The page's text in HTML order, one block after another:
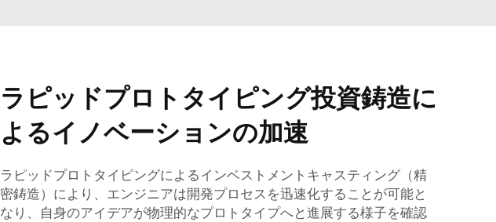
ラピッドプロトタイピング投資鋳造に
よるイノベーションの加速
ラピッドプロトタイピングによるインベストメントキャスティング（精
密鋳造）により、エンジニアは開発プロセスを迅速化することが可能と
なり、自身のアイデアが物理的なプロトタイプへと進展する様子を確認